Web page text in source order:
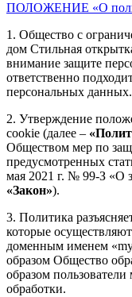
ПОЛОЖЕНИЕ «О
1. Общество с
дом Стильная
внимание защите
ответственно
персональных данных.
2. Утверждение
cookie (далее –
Обществом мер по
предусмотренных
мая 2021 г. № 99-З «О
«Закон»).
3. Политика
которые
доменным именем
образом Общество
образом пользователи
обработки.